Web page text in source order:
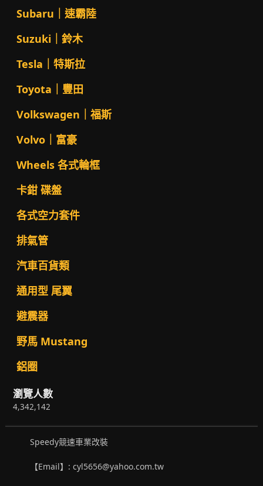
Subaru｜速霸陸
Suzuki｜鈴木
Tesla｜特斯拉
Toyota｜豐田
Volkswagen｜福斯
Volvo｜富豪
Wheels 各式輪框
卡鉗 碟盤
各式空力套件
排氣管
汽車百貨類
通用型 尾翼
避震器
野馬 Mustang
鋁圈
瀏覽人數
4,342,142
Speedy競速車業改裝
【Email】: cyl5656@yahoo.com.tw